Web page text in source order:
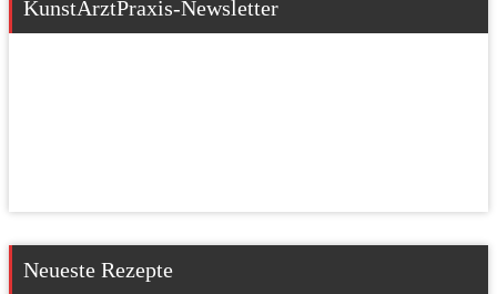
KunstArztPraxis-Newsletter
Neueste Rezepte